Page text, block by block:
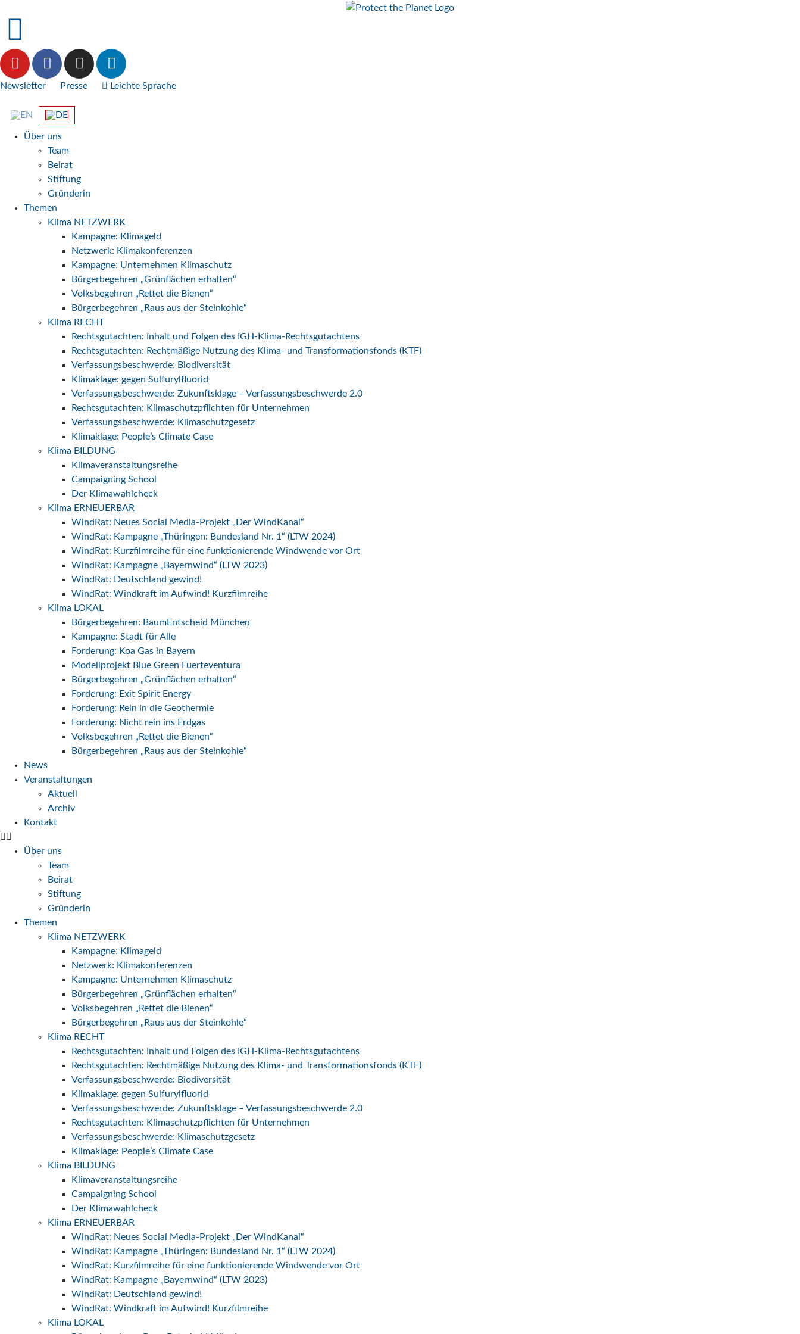
Newsletter Presse Leichte Sprache
Über uns
Team
Beirat
Stiftung
Gründerin
Themen
Klima NETZWERK
Kampagne: Klimageld
Netzwerk: Klimakonferenzen
Kampagne: Unternehmen Klimaschutz
Bürgerbegehren „Grünflächen erhalten“
Volksbegehren „Rettet die Bienen“
Bürgerbegehren „Raus aus der Steinkohle“
Klima RECHT
Rechtsgutachten: Inhalt und Folgen des IGH-Klima-Rechtsgutachtens
Rechtsgutachten: Rechtmäßige Nutzung des Klima- und Transformationsfonds (KTF)
Verfassungsbeschwerde: Biodiversität
Klimaklage: gegen Sulfurylfluorid
Verfassungsbeschwerde: Zukunftsklage – Verfassungsbeschwerde 2.0
Rechtsgutachten: Klimaschutzpflichten für Unternehmen
Verfassungsbeschwerde: Klimaschutzgesetz
Klimaklage: People’s Climate Case
Klima BILDUNG
Klimaveranstaltungsreihe
Campaigning School
Der Klimawahlcheck
Klima ERNEUERBAR
WindRat: Neues Social Media-Projekt „Der WindKanal“
WindRat: Kampagne „Thüringen: Bundesland Nr. 1“ (LTW 2024)
WindRat: Kurzfilmreihe für eine funktionierende Windwende vor Ort
WindRat: Kampagne „Bayernwind“ (LTW 2023)
WindRat: Deutschland gewind!
WindRat: Windkraft im Aufwind! Kurzfilmreihe
Klima LOKAL
Bürgerbegehren: BaumEntscheid München
Kampagne: Stadt für Alle
Forderung: Koa Gas in Bayern
Modellprojekt Blue Green Fuerteventura
Bürgerbegehren „Grünflächen erhalten“
Forderung: Exit Spirit Energy
Forderung: Rein in die Geothermie
Forderung: Nicht rein ins Erdgas
Volksbegehren „Rettet die Bienen“
Bürgerbegehren „Raus aus der Steinkohle“
News
Veranstaltungen
Aktuell
Archiv
Kontakt
Über uns
Team
Beirat
Stiftung
Gründerin
Themen
Klima NETZWERK
Kampagne: Klimageld
Netzwerk: Klimakonferenzen
Kampagne: Unternehmen Klimaschutz
Bürgerbegehren „Grünflächen erhalten“
Volksbegehren „Rettet die Bienen“
Bürgerbegehren „Raus aus der Steinkohle“
Klima RECHT
Rechtsgutachten: Inhalt und Folgen des IGH-Klima-Rechtsgutachtens
Rechtsgutachten: Rechtmäßige Nutzung des Klima- und Transformationsfonds (KTF)
Verfassungsbeschwerde: Biodiversität
Klimaklage: gegen Sulfurylfluorid
Verfassungsbeschwerde: Zukunftsklage – Verfassungsbeschwerde 2.0
Rechtsgutachten: Klimaschutzpflichten für Unternehmen
Verfassungsbeschwerde: Klimaschutzgesetz
Klimaklage: People’s Climate Case
Klima BILDUNG
Klimaveranstaltungsreihe
Campaigning School
Der Klimawahlcheck
Klima ERNEUERBAR
WindRat: Neues Social Media-Projekt „Der WindKanal“
WindRat: Kampagne „Thüringen: Bundesland Nr. 1“ (LTW 2024)
WindRat: Kurzfilmreihe für eine funktionierende Windwende vor Ort
WindRat: Kampagne „Bayernwind“ (LTW 2023)
WindRat: Deutschland gewind!
WindRat: Windkraft im Aufwind! Kurzfilmreihe
Klima LOKAL